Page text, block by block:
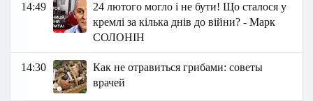
14:49
24 лютого могло і не бути! Що сталося у
кремлі за кілька днів до війни? - Марк
СОЛОНІН
14:30
Как не отравиться грибами: советы
врачей